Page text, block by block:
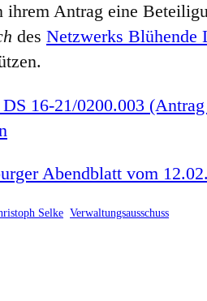
Antrag eine
des Netzwerks Blühende
DS 16-21/0200.003
Abendblatt vom
Selke Verwaltungsausschuss